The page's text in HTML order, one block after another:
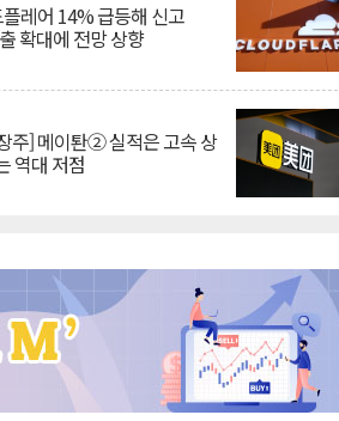
레어 14% 급등해 신고
확대에 전망 상향
주] 메이퇀② 실적은 고속 상
역대 저점